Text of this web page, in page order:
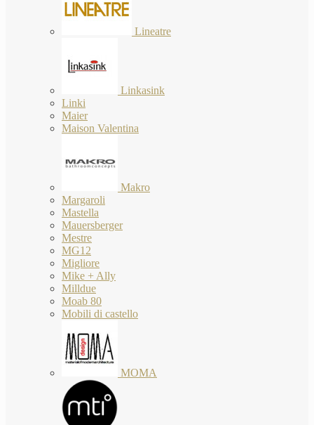
Lineatre
Linkasink
Linki
Maier
Maison Valentina
Makro
Margaroli
Mastella
Mauersberger
Mestre
MG12
Migliore
Mike + Ally
Milldue
Moab 80
Mobili di castello
MOMA